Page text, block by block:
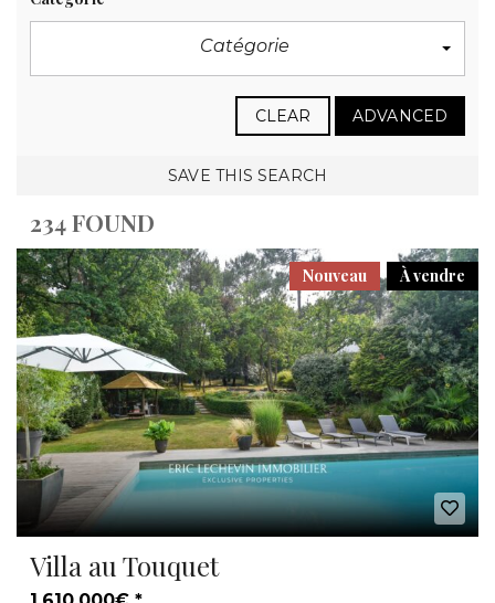
Catégorie
CLEAR ADVANCED
SAVE THIS SEARCH
234 FOUND
À vendre
Nouveau
Villa au Touquet